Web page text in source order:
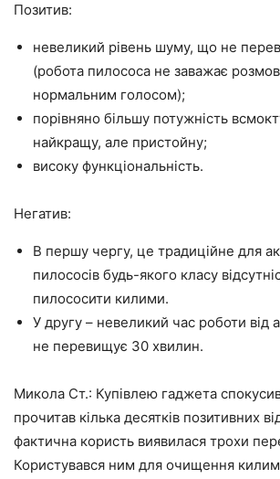
Позитив:
невеликий рівень шуму, що не
(робота пилососа не заважає
нормальним голосом);
порівняно більшу потужність
найкращу, але пристойну;
високу функціональність.
Негатив:
В першу чергу, це традиційне для
пилососів будь-якого класу
пилососити килими.
У другу – невеликий час роботи від
не перевищує 30 хвилин.
Микола Ст.: Купівлею гаджета
прочитав кілька десятків позитивних
фактична користь виявилася трохи
Користувався ним для очищення